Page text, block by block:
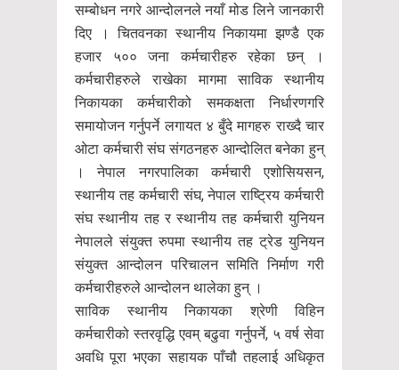
सम्बोधन नगरे आन्दोलनले नयाँ मोड लिने जानकारी
दिए । चितवनका स्थानीय निकायमा झण्डै एक
हजार ५०० जना कर्मचारीहरु रहेका छन् ।
कर्मचारीहरुले राखेका मागमा साविक स्थानीय
निकायका कर्मचारीको समकक्षता निर्धारणगरि
समायोजन गर्नुपर्ने लगायत ४ बुँदे मागहरु राख्दै चार
ओटा कर्मचारी संघ संगठनहरु आन्दोलित बनेका हुन्
। नेपाल नगरपालिका कर्मचारी एशोसियसन,
स्थानीय तह कर्मचारी संघ, नेपाल राष्ट्रिय कर्मचारी
संघ स्थानीय तह र स्थानीय तह कर्मचारी युनियन
नेपालले संयुक्त रुपमा स्थानीय तह ट्रेड युनियन
संयुक्त आन्दोलन परिचालन समिति निर्माण गरी
कर्मचारीहरुले आन्दोलन थालेका हुन् ।
साविक स्थानीय निकायका श्रेणी विहिन
कर्मचारीको स्तरवृद्धि एवम् बढुवा गर्नुपर्ने, ५ वर्ष सेवा
अवधि पूरा भएका सहायक पाँचौ तहलाई अधिकृत